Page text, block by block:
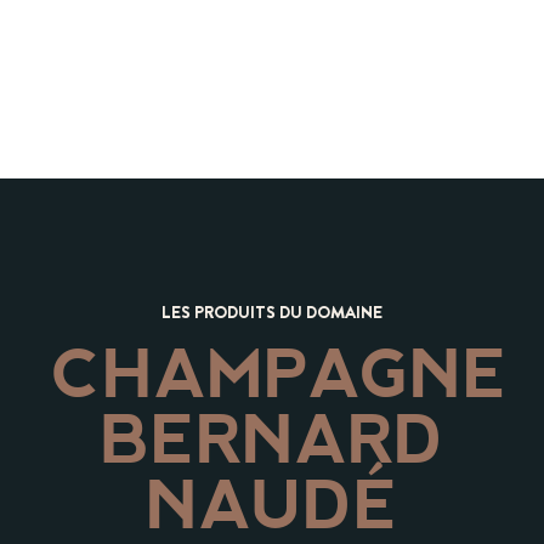
LES PRODUITS DU DOMAINE
CHAMPAGNE
BERNARD
NAUDÉ